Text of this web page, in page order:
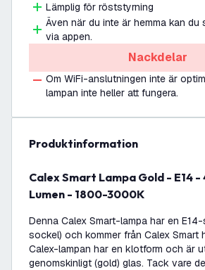
Lämplig för röststyrning
Även när du inte är hemma kan du
via appen.
Nackdelar
Om WiFi-anslutningen inte är
lampan inte heller att fungera.
produktinformation
Calex Smart Lampa Gold - E14 - 4,9W - 470
Lumen - 1800-3000K
Denna Calex Smart-lampa har en
sockel) och kommer från Calex Smart
Calex-lampan har en klotform och är
genomskinligt (gold) glas. Tack vare